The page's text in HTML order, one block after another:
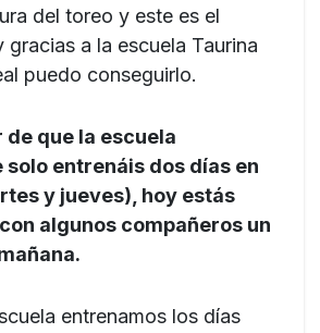
del toreo y este es el
gracias a la escuela Taurina
puedo conseguirlo.
de que la escuela
entrenáis dos días en
y jueves), hoy estás
algunos compañeros un
entrenamos los días